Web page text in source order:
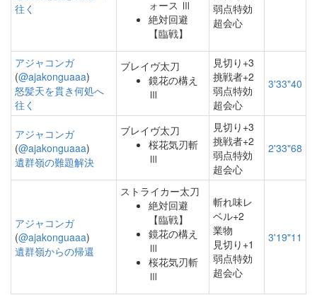
往く
ォース Ⅲ
絶対回避
【臨戦】
弱点特効
超会心
アジャコンガ
(@ajakonguaaa)
怒髪天を貫き何処へ
往く
ブレイヴ太刀
鏡花の構え
Ⅲ
見切り+3
挑戦者+2
弱点特効
超会心
3'33"40
アジャコンガ
(@ajakonguaaa)
遺群嶺の難題解決
ブレイヴ太刀
桜花気刃斬
Ⅲ
見切り+3
挑戦者+2
弱点特効
超会心
2'33"68
アジャコンガ
(@ajakonguaaa)
遺群嶺からの帰還
ストライカー太刀
絶対回避
【臨戦】
鏡花の構え
Ⅲ
桜花気刃斬
Ⅲ
斬れ味レ
ベル+2
業物
見切り+1
弱点特効
超会心
3'19"11